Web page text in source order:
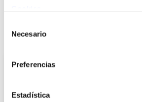
Necesario
Preferencias
Estadística
También te puede interesar